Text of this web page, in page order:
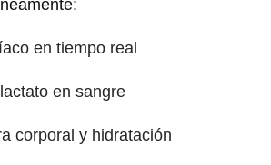
en tiempo real
en sangre
corporal y hidratación